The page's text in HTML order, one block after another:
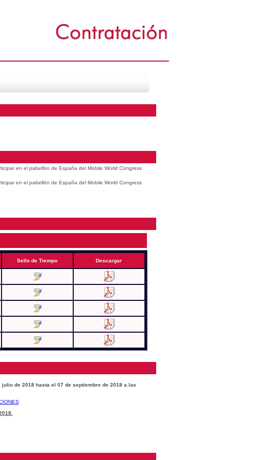
en el pabellón de España del Mobile World Congress
en el pabellón de España del Mobile World Congress
Sello de Tiempo Descargar
de 2018 hasta el 07 de septiembre de 2018 a las